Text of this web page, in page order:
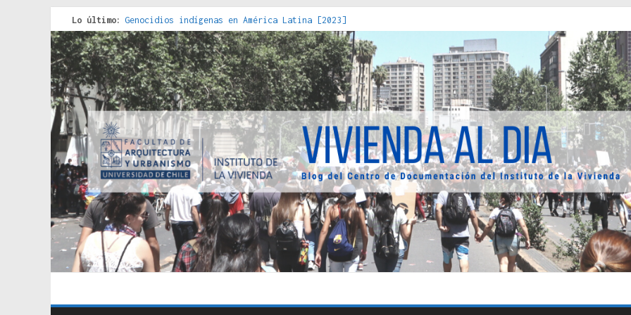
Lo último: Genocidios indígenas en América Latina [2023]
Estudios sobre la espacialización de los Estados : políticas, prácticas y representaciones [2022]
Donde el pedernal choca con el acero : hacia una teoría crítica de las fronteras latinoamericanas
Criterios técnicos para una vivienda adecuada [2019]
Red de consultorios de la Caja del Seguro Obrero en Santiago : un patrimonio emblemático [2014]